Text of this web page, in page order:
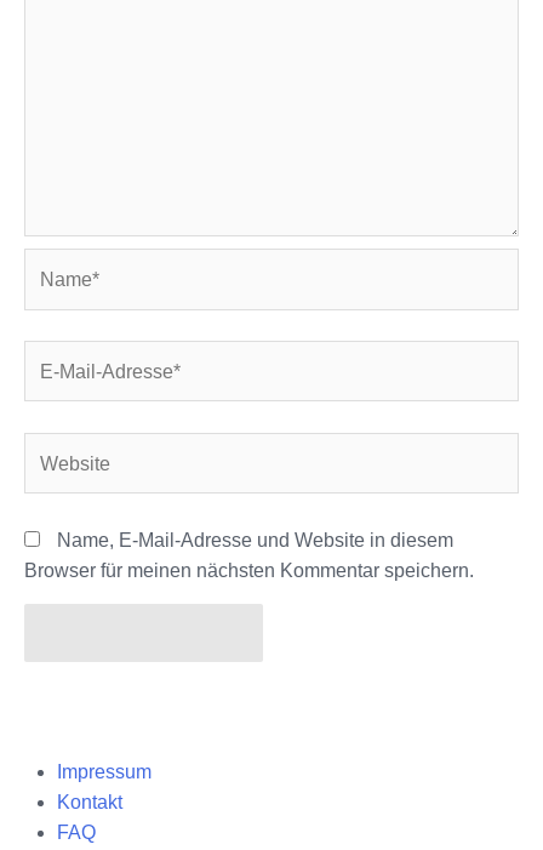
Mail-
Name, E-Mail-Adresse und Website in diesem
Browser für meinen nächsten Kommentar speichern.
Impressum
Kontakt
FAQ